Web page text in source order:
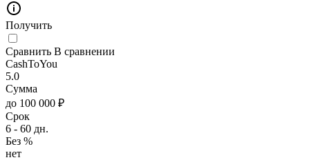
Получить
Сравнить В сравнении
CashToYou
5.0
Сумма
до 100 000 ₽
Срок
6 - 60 дн.
Без %
нет